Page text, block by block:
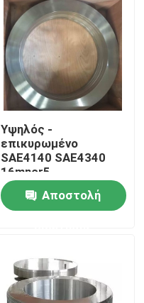
Υψηλός -
επικυρωμένο
SAE4140 SAE4340
16mncr5
σφυρηλατημένων
κομματιών κενό
ροδών ποιοτικών ο
Αποστολή